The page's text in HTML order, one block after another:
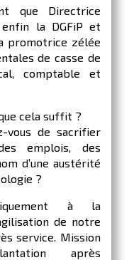
que Directrice
la DGFiP et
promotrice zélée
de casse de
comptable et
cela suffit ?
vous de sacrifier
emplois, des
d’une austérité
?
à la
de notre
service. Mission
après